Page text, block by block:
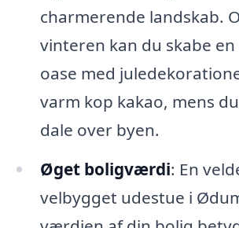
charmerende landskab.
vinteren kan du skabe
oase med
varm kop kakao, mens
dale over byen.
Øget boligværdi: En
velbygget udestue i